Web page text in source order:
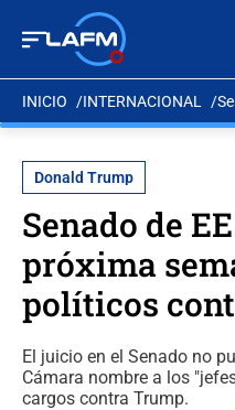
INICIO INTERNACIONAL
Donald Trump
Senado de
próxima
políticos
El juicio en el Senado no
Cámara nombre a los
cargos contra Trump.